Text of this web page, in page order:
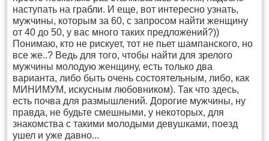
наступать на грабли. И еще, вот интересно узнать,
мужчины, которым за 60, с запросом найти женщину
от 40 до 50, у вас много таких предложений?))
Понимаю, кто не рискует, тот не пьет шампанского, но
все же..? Ведь для того, чтобы найти для зрелого
мужчины молодую женщину, есть только два
варианта, либо быть очень состоятельным, либо, как
МИНИМУМ, искусным любовником). Так что здесь,
есть почва для размышлений. Дорогие мужчины, ну
правда, не будьте смешными, у некоторых, для
знакомства с такими молодыми девушками, поезд
ушел и уже давно...